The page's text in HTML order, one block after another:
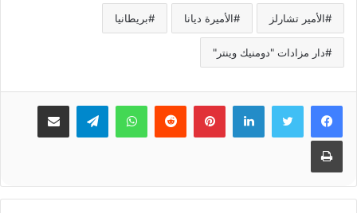
الأمير تشارلز الأميرة ديانا بريطانيا
دار مزادات "دومنيك وينتر"
لينكدإنبينتيريست واتسابتيلقرام مشاركة عبر البريد
طباعة